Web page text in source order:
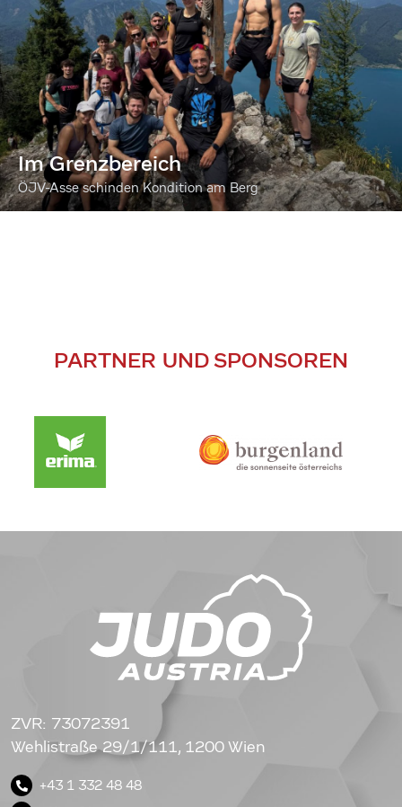
Im Grenzbereich
ÖJV-Asse schinden Kondition am Berg
PARTNER UND SPONSOREN
ZVR: 73072391
Wehlistraße 29/1/111, 1200 Wien
+43 1 332 48 48